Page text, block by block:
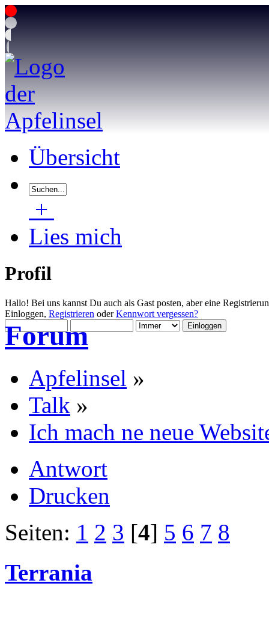
Übersicht
+
Lies mich
Profil
Hallo! Bei uns kannst Du auch als Gast posten, aber eine
Einloggen, Registrieren oderKennwort vergessen?
Forum
Apfelinsel »
Talk »
Ich mach ne neue
Antwort
Drucken
Seiten: 1 2 3 [4] 5 6 7 8
Terrania